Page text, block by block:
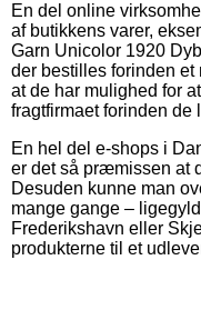
En del online
af butikkens varer,
Garn Unicolor 1920
der bestilles forinden
at de har mulighed for
fragtfirmaet forinden de
En hel del e-shops i
er det så præmissen at
Desuden kunne man
mange gange –
Frederikshavn eller
produkterne til et